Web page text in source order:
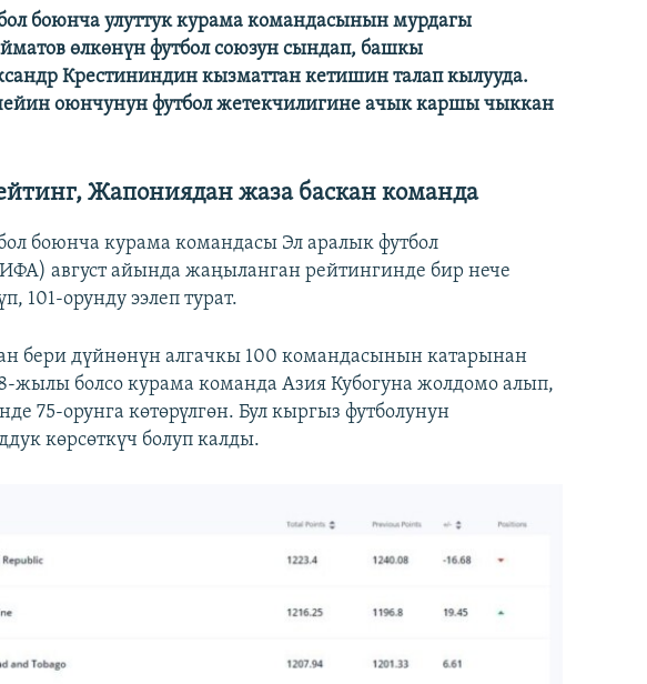
боюнча улуттук курама командасынын мурдагы
өлкөнүн футбол союзун сындап, башкы
Крестининдин кызматтан кетишин талап кылууда.
оюнчунун футбол жетекчилигине ачык каршы чыккан
Жапониядан жаза баскан команда
боюнча курама командасы Эл аралык футбол
август айында жаңыланган рейтингинде бир нече
101-орунду ээлеп турат.
бери дүйнөнүн алгачкы 100 командасынын катарынан
жылы болсо курама команда Азия Кубогуна жолдомо алып,
75-орунга көтөрүлгөн. Бул кыргыз футболунун
көрсөткүч болуп калды.